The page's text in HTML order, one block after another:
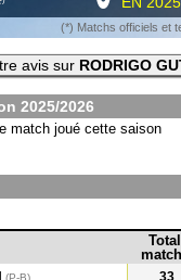
(*) Matchs officiels et
avis sur RODRIGO
2025/2026
match joué cette saison
Total
(P-B)
33